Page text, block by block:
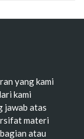
yang kami
kami
jawab atas
materi
atau